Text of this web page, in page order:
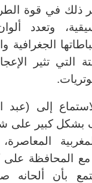
ذلك في قوة
وتعدد
الجغرافية
التي تثير
إلى (عبد
بشكل كبير على
المحافظة على
بأن